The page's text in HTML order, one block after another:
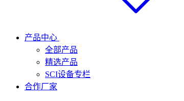
产品中心
全部产品
精选产品
SCI设备专栏
合作厂家